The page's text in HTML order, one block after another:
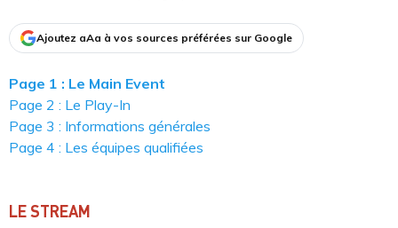
Ajoutez aAa à vos sources préférées sur Google
Page 1 : Le Main Event
Page 2 : Le Play-In
Page 3 : Informations générales
Page 4 : Les équipes qualifiées
LE STREAM